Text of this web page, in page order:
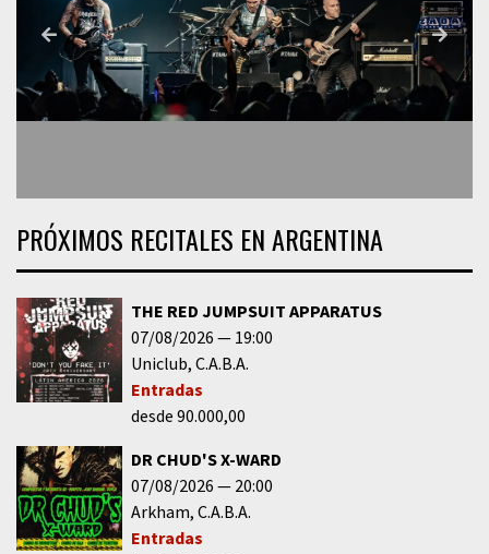
PRÓXIMOS RECITALES EN ARGENTINA
THE RED JUMPSUIT APPARATUS
07/08/2026
19:00
Uniclub C.A.B.A.
Entradas
desde 90.000,00
DR CHUD'S X-WARD
07/08/2026
20:00
Arkham C.A.B.A.
Entradas